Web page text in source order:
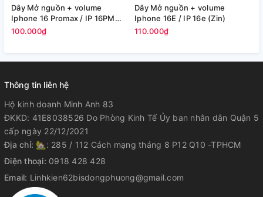
Dây Mở nguồn + volume
Iphone 16 Promax / IP 16PM
(Zin)
100.000₫
Dây Mở nguồn + volume
Iphone 16E / IP 16e (Zin)
110.000₫
Thông tin liên hệ
Hộ kinh doanh Minh Anh 83
ĐKKD: 41E8038526 Do Phòng Kinh Tế Ủy ban nhân dân Quận 5
cấp ngày 22/12/2021
Địa chỉ: 🏡: 285 / 112 Cách mạng tháng 8 P12 Q10 -TPHCM
Điện thoại: 0918 428 428
Email: Linhkien62bisdongphuong@gmail.com